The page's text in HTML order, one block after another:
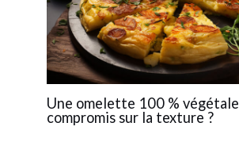
Une omelette 100 % végétale
compromis sur la texture ?